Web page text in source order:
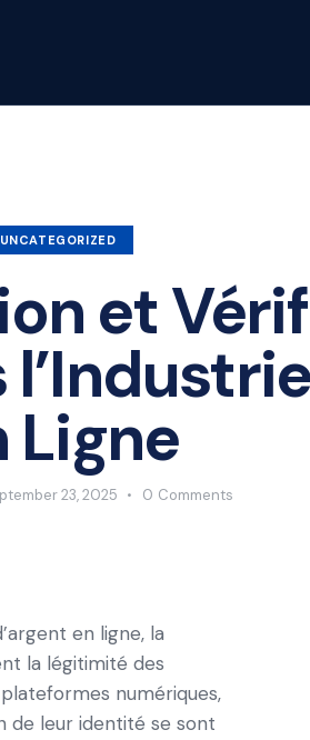
UNCATEGORIZED
et
Ligne
23, 2025 0 Comments
en ligne, la
la légitimité des
numériques,
de leur identité se sont